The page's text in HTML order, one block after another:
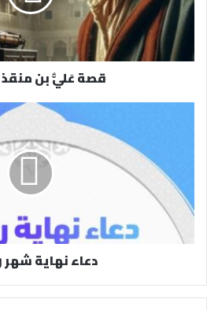
ل
قصة عَليُّ بن
دعاء نهاية